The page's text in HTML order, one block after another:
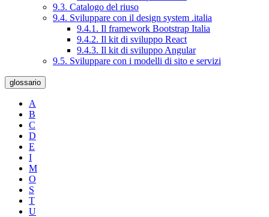
9.3. Catalogo del riuso
9.4. Sviluppare con il design system .italia
9.4.1. Il framework Bootstrap Italia
9.4.2. Il kit di sviluppo React
9.4.3. Il kit di sviluppo Angular
9.5. Sviluppare con i modelli di sito e servizi
glossario
A
B
C
D
E
I
M
O
S
T
U